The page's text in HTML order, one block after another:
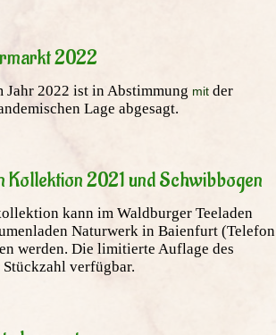
2022
2022 ist in Abstimmung mit der
Lage abgesagt.
2021 und Schwibbogen
kann im Waldburger Teeladen
Naturwerk in Baienfurt (Telefon
werden. Die limitierte Auflage des
verfügbar.